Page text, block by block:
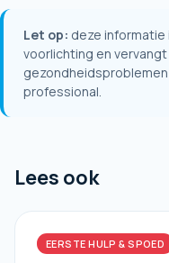
Let op: deze
voorlichting en
professional.
Lees ook
EERSTE HULP & SPOED